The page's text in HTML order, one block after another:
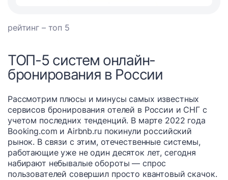
рейтинг – топ 5
ТОП-5 систем онлайн-
бронирования в России
Рассмотрим плюсы и минусы самых известных
сервисов бронирования отелей в России и СНГ с
учетом последних тенденций. В марте 2022 года
Booking.com и Airbnb.ru покинули российский
рынок. В связи с этим, отечественные системы,
работающие уже не один десяток лет, сегодня
набирают небывалые обороты — спрос
пользователей совершил просто квантовый скачок.